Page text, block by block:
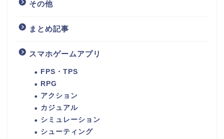
その他
まとめ記事
スマホゲームアプリ
FPS・TPS
RPG
アクション
カジュアル
シミュレーション
シューティング